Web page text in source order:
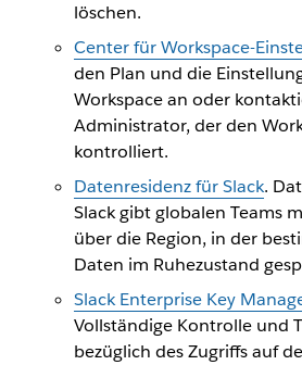
löschen.
Center für Workspace-
den Plan und die
Workspace an oder
Administrator, der den
kontrolliert.
Datenresidenz für Slack.
Slack gibt globalen Teams
über die Region, in der
Daten im Ruhezustand
Slack Enterprise Key
Vollständige Kontrolle und
bezüglich des Zugriffs auf